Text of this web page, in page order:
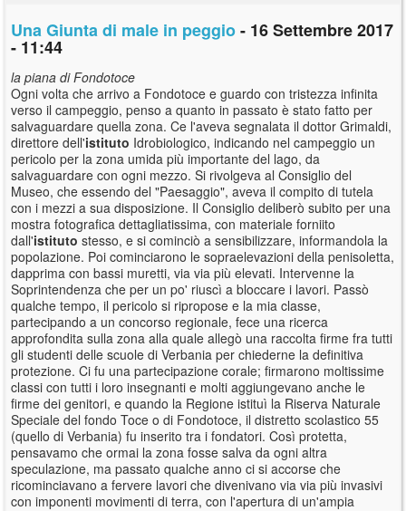
Una Giunta di male in peggio- 16 Settembre 2017
- 11:44
la piana di Fondotoce
Ogni volta che arrivo a Fondotoce e guardo con tristezza infinita
verso il campeggio, penso a quanto in passato è stato fatto per
salvaguardare quella zona. Ce l'aveva segnalata il dottor Grimaldi,
direttore dell'istituto Idrobiologico, indicando nel campeggio un
pericolo per la zona umida più importante del lago, da
salvaguardare con ogni mezzo. Si rivolgeva al Consiglio del
Museo, che essendo del "Paesaggio", aveva il compito di tutela
con i mezzi a sua disposizione. Il Consiglio deliberò subito per una
mostra fotografica dettagliatissima, con materiale forniito
dall'istituto stesso, e si cominciò a sensibilizzare, informandola la
popolazione. Poi cominciarono le sopraelevazioni della penisoletta,
dapprima con bassi muretti, via via più elevati. Intervenne la
Soprintendenza che per un po' riuscì a bloccare i lavori. Passò
qualche tempo, il pericolo si ripropose e la mia classe,
partecipando a un concorso regionale, fece una ricerca
approfondita sulla zona alla quale allegò una raccolta firme fra tutti
gli studenti delle scuole di Verbania per chiederne la definitiva
protezione. Ci fu una partecipazione corale; firmarono moltissime
classi con tutti i loro insegnanti e molti aggiungevano anche le
firme dei genitori, e quando la Regione istituì la Riserva Naturale
Speciale del fondo Toce o di Fondotoce, il distretto scolastico 55
(quello di Verbania) fu inserito tra i fondatori. Così protetta,
pensavamo che ormai la zona fosse salva da ogni altra
speculazione, ma passato qualche anno ci si accorse che
ricominciavano a fervere lavori che divenivano via via più invasivi
con imponenti movimenti di terra, con l'apertura di un'ampia